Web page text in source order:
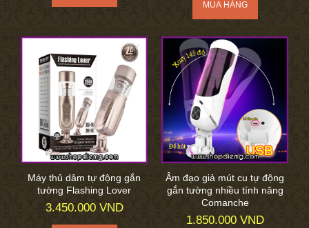
Máy thủ dâm tự động gắn
tường Flashing Lover
3.450.000 VND
Âm đạo giả mút cu tự động
gắn tường nhiều tính năng
Comanche
1.850.000 VND